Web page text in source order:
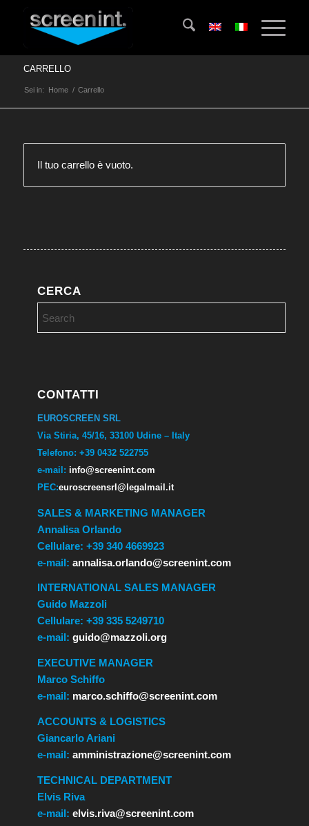
CARRELLO
Sei in: Home / Carrello
Il tuo carrello è vuoto.
CERCA
CONTATTI
EUROSCREEN SRL
Via Stiria, 45/16, 33100 Udine – Italy
Telefono: +39 0432 522755
e-mail: info@screenint.com
PEC:euroscreensrl@legalmail.it
SALES & MARKETING MANAGER
Annalisa Orlando
Cellulare: +39 340 4669923
e-mail: annalisa.orlando@screenint.com
INTERNATIONAL SALES MANAGER
Guido Mazzoli
Cellulare: +39 335 5249710
e-mail: guido@mazzoli.org
EXECUTIVE MANAGER
Marco Schiffo
e-mail: marco.schiffo@screenint.com
ACCOUNTS & LOGISTICS
Giancarlo Ariani
e-mail: amministrazione@screenint.com
TECHNICAL DEPARTMENT
Elvis Riva
e-mail: elvis.riva@screenint.com